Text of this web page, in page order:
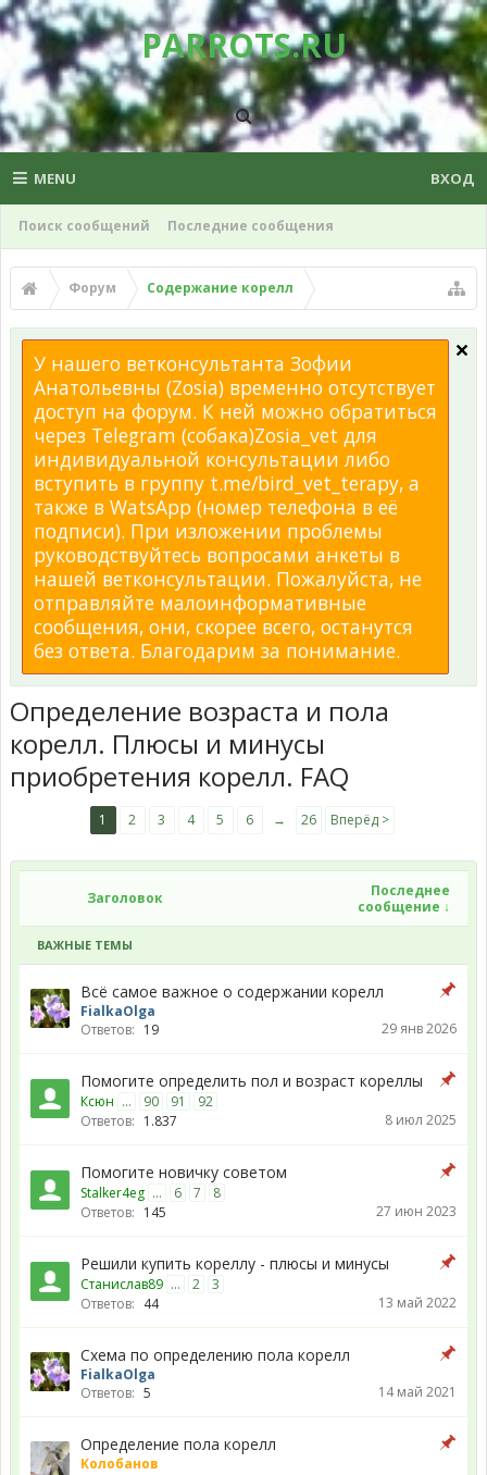
PARROTS.RU
MENU
Поиск сообщений Последние сообщения
ВХОД
Форум Содержание корелл
У нашего ветконсультанта Зофии
Анатольевны (Zosia) временно отсутствует
доступ на форум. К ней можно обратиться
через Telegram (собака)Zosia_vet для
индивидуальной консультации либо
вступить в группу t.me/bird_vet_terapy, а
также в WatsApp (номер телефона в её
подписи). При изложении проблемы
руководствуйтесь вопросами анкеты в
нашей ветконсультации. Пожалуйста, не
отправляйте малоинформативные
сообщения, они, скорее всего, останутся
без ответа. Благодарим за понимание.
Определение возраста и пола
корелл. Плюсы и минусы
приобретения корелл. FAQ
1 2 3 4 5 6 → 26 Вперёд >
Заголовок
Последнее
сообщение ↓
ВАЖНЫЕ ТЕМЫ
Всё самое важное о содержании корелл
FialkaOlga
Ответов: 19 29 янв 2026
Помогите определить пол и возраст кореллы
Ксюн ... 90 91
92
Ответов: 1.837 8 июл 2025
Помогите новичку советом
Stalker4eg ... 6 7
8
Ответов: 145 27 июн 2023
Решили купить кореллу - плюсы и минусы
Станислав89 ... 2
3
Ответов: 44 13 май 2022
Схема по определению пола корелл
FialkaOlga
Ответов: 5 14 май 2021
Определение пола корелл
Колобанов